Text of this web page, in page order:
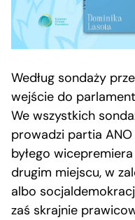
Według sondaży
wejście do
We wszystkich
prowadzi partia
byłego
drugim miejscu, w
albo
zaś skrajnie